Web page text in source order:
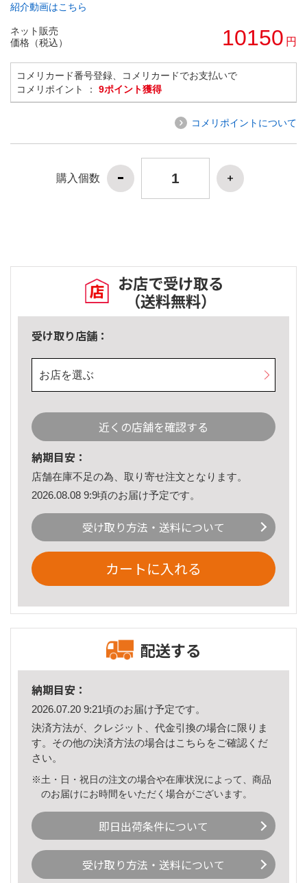
紹介動画はこちら
ネット販売
価格（税込）
10150 円
コメリカード番号登録、コメリカードでお支払いで
コメリポイント ： 9ポイント獲得
コメリポイントについて
購入個数
お店で受け取る
（送料無料）
受け取り店舗：
お店を選ぶ
近くの店舗を確認する
納期目安：
店舗在庫不足の為、取り寄せ注文となります。
2026.08.08 9:9頃のお届け予定です。
受け取り方法・送料について
カートに入れる
配送する
納期目安：
2026.07.20 9:21頃のお届け予定です。
決済方法が、クレジット、代金引換の場合に限りま
す。その他の決済方法の場合はこちら をご確認くだ
さい。
※土・日・祝日の注文の場合や在庫状況によって、商品
のお届けにお時間をいただく場合がございます。
即日出荷条件について
受け取り方法・送料について